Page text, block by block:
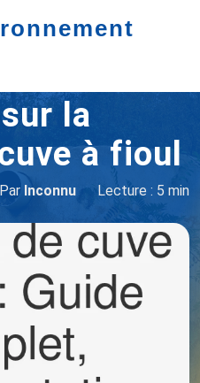
la
à fioul
Par Inconnu Lecture : 5 min